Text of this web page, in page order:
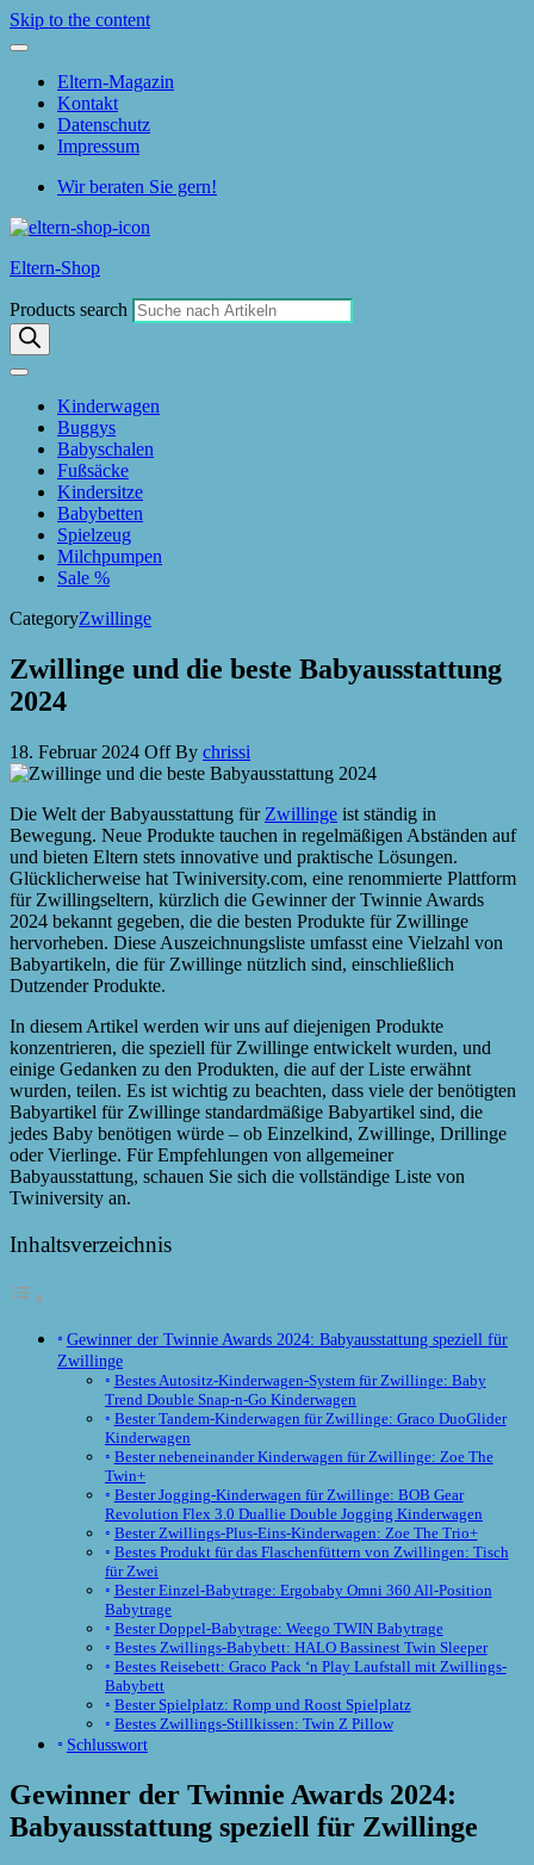
Skip to the content
Eltern-Magazin
Kontakt
Datenschutz
Impressum
Wir beraten Sie gern!
Eltern-Shop
Products search
Kinderwagen
Buggys
Babyschalen
Fußsäcke
Kindersitze
Babybetten
Spielzeug
Milchpumpen
Sale %
CategoryZwillinge
Zwillinge und die beste Babyausstattung
2024
18. Februar 2024 OffBy chrissi
Die Welt der Babyausstattung für Zwillinge ist ständig in
Bewegung. Neue Produkte tauchen in regelmäßigen Abständen auf
und bieten Eltern stets innovative und praktische Lösungen.
Glücklicherweise hat Twiniversity.com, eine renommierte Plattform
für Zwillingseltern, kürzlich die Gewinner der Twinnie Awards
2024 bekannt gegeben, die die besten Produkte für Zwillinge
hervorheben. Diese Auszeichnungsliste umfasst eine Vielzahl von
Babyartikeln, die für Zwillinge nützlich sind, einschließlich
Dutzender Produkte.
In diesem Artikel werden wir uns auf diejenigen Produkte
konzentrieren, die speziell für Zwillinge entwickelt wurden, und
einige Gedanken zu den Produkten, die auf der Liste erwähnt
wurden, teilen. Es ist wichtig zu beachten, dass viele der benötigten
Babyartikel für Zwillinge standardmäßige Babyartikel sind, die
jedes Baby benötigen würde – ob Einzelkind, Zwillinge, Drillinge
oder Vierlinge. Für Empfehlungen von allgemeiner
Babyausstattung, schauen Sie sich die vollständige Liste von
Twiniversity an.
Inhaltsverzeichnis
Gewinner der Twinnie Awards 2024: Babyausstattung speziell für
Zwillinge
Bestes Autositz-Kinderwagen-System für Zwillinge: Baby
Trend Double Snap-n-Go Kinderwagen
Bester Tandem-Kinderwagen für Zwillinge: Graco DuoGlider
Kinderwagen
Bester nebeneinander Kinderwagen für Zwillinge: Zoe The
Twin+
Bester Jogging-Kinderwagen für Zwillinge: BOB Gear
Revolution Flex 3.0 Duallie Double Jogging Kinderwagen
Bester Zwillings-Plus-Eins-Kinderwagen: Zoe The Trio+
Bestes Produkt für das Flaschenfüttern von Zwillingen: Tisch
für Zwei
Bester Einzel-Babytrage: Ergobaby Omni 360 All-Position
Babytrage
Bester Doppel-Babytrage: Weego TWIN Babytrage
Bestes Zwillings-Babybett: HALO Bassinest Twin Sleeper
Bestes Reisebett: Graco Pack ‘n Play Laufstall mit Zwillings-
Babybett
Bester Spielplatz: Romp und Roost Spielplatz
Bestes Zwillings-Stillkissen: Twin Z Pillow
Schlusswort
Gewinner der Twinnie Awards 2024:
Babyausstattung speziell für Zwillinge